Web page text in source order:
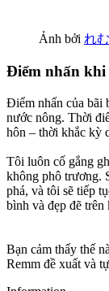
Ảnh bởi れ
Điểm nhấn khi
Điểm nhấn của bãi
nước nông. Thời
hôn – thời khắc kỳ
Tôi luôn cố gắng
không phô trương.
phá, và tôi sẽ tiếp
bình và đẹp đẽ trên
Bạn cảm thấy thế
Remm đề xuất và